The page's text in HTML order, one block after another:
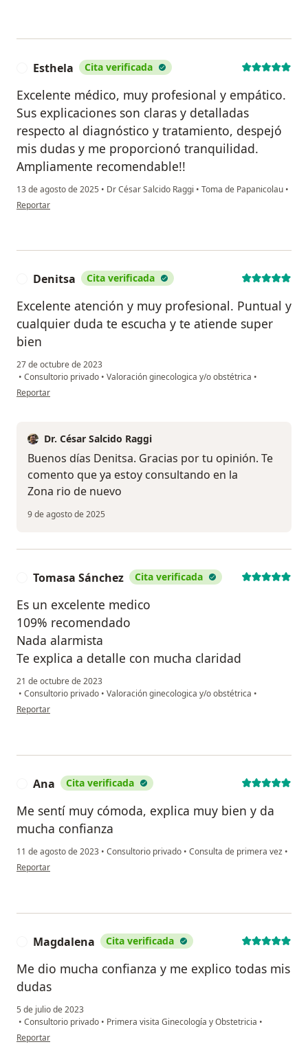
Esthela Cita verificada
Excelente médico, muy profesional y empático.
Sus explicaciones son claras y detalladas
respecto al diagnóstico y tratamiento, despejó
mis dudas y me proporcionó tranquilidad.
Ampliamente recomendable!!
13 de agosto de 2025 • Dr César Salcido Raggi • Toma de Papanicolau •
en opinión del usuario Esthela
Reportar
Denitsa Cita verificada
Excelente atención y muy profesional. Puntual y
cualquier duda te escucha y te atiende super
bien
27 de octubre de 2023
• Consultorio privado • Valoración ginecologica y/o obstétrica •
en opinión del usuario Denitsa
Reportar
Dr. César Salcido Raggi
Buenos días Denitsa. Gracias por tu opinión. Te
comento que ya estoy consultando en la
Zona rio de nuevo
9 de agosto de 2025
Tomasa Sánchez Cita verificada
Es un excelente medico
109% recomendado
Nada alarmista
Te explica a detalle con mucha claridad
21 de octubre de 2023
• Consultorio privado • Valoración ginecologica y/o obstétrica •
en opinión del usuario Tomasa Sánchez
Reportar
Ana Cita verificada
Me sentí muy cómoda, explica muy bien y da
mucha confianza
11 de agosto de 2023 • Consultorio privado • Consulta de primera vez •
en opinión del usuario Ana
Reportar
Magdalena Cita verificada
Me dio mucha confianza y me explico todas mis
dudas
5 de julio de 2023
• Consultorio privado • Primera visita Ginecología y Obstetricia •
en opinión del usuario Magdalena
Reportar